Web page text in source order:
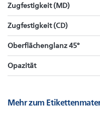
Zugfestigkeit (MD)
Zugfestigkeit (CD)
Oberflächenglanz 45°
Opazität
Mehr zum